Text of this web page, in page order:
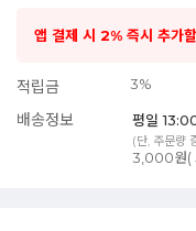
앱 결제 시 2% 즉시 추가
적립금 3%
배송정보 평일
(단, 주문량
3,000원(